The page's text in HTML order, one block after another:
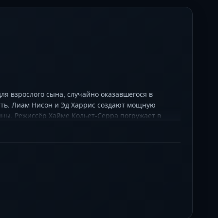
сына, случайно оказавшегося в
Лиам Нисон и Эд Харрис создают мощную
Режиссёр Хайме Кольет-Серра погружает в
город в гигантскую ловушку. Джоэль